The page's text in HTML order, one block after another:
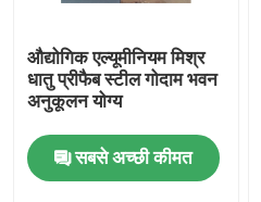
औद्योगिक एल्यूमीनियम मिश्र
धातु प्रीफैब स्टील गोदाम भवन
अनुकूलन योग्य
सबसे अच्छी कीमत